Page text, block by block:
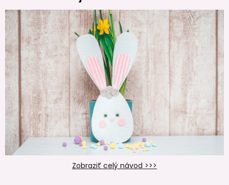
Zobraziť celý návod >>>